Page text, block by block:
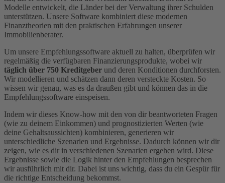
Modelle entwickelt, die Länder bei der Verwaltung ihrer Schulden
unterstützen. Unsere Software kombiniert diese modernen
Finanztheorien mit den praktischen Erfahrungen unserer
Immobilienberater.
Um unsere Empfehlungssoftware aktuell zu halten, überprüfen wir
regelmäßig die verfügbaren Finanzierungsprodukte, wobei wir
täglich über 750 Kreditgeber und deren Konditionen durchforsten.
Wir modellieren und schätzen dann deren versteckte Kosten. So
wissen wir genau, was es da draußen gibt und können das in die
Empfehlungssoftware einspeisen.
Indem wir dieses Know-how mit den von dir beantworteten Fragen
(wie zu deinem Einkommen) und prognostizierten Werten (wie
deine Gehaltsaussichten) kombinieren, generieren wir
unterschiedliche Szenarien und Ergebnisse. Dadurch können wir dir
zeigen, wie es dir in verschiedenen Szenarien ergehen wird. Diese
Ergebnisse sowie die Logik hinter den Empfehlungen besprechen
wir ausführlich mit dir. Dabei ist uns wichtig, dass du ein Gespür für
die richtige Entscheidung bekommst.